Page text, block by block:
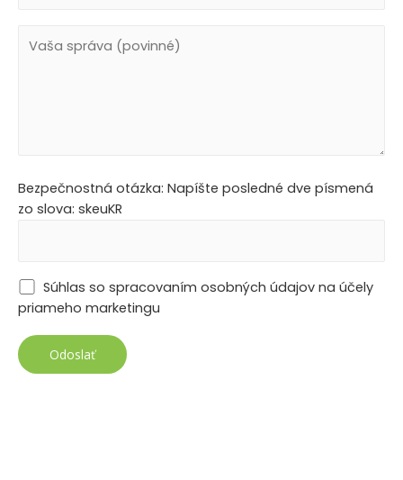
Bezpečnostná otázka: Napíšte posledné dve písmená
zo slova: skeuKR
Súhlas so spracovaním osobných údajov na účely
priameho marketingu